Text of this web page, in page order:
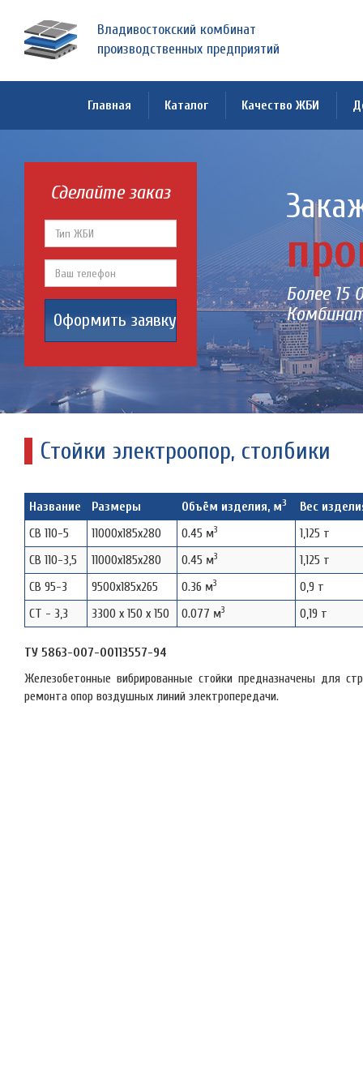
Владивостокский комбинат
производственных предприятий
Главная Каталог Качество ЖБИ
Сделайте заказ
Оформить заявку
Более 15
Стойки электроопор, столбики
Название Размеры Объём изделия, м3
Вес
СВ 110-5
11000х185х280 0.45 м3
1,125 т
СВ 110-3,5
11000х185х280 0.45 м3
1,125 т
СВ 95-3
9500х185х265 0.36 м3
0,9 т
СТ - 3,3
3300 х 150 х 150 0.077 м3 0,19 т
ТУ 5863-007-00113557-94
Железобетонные вибрированные стойки предназначены для
ремонта опор воздушных линий электропередачи.